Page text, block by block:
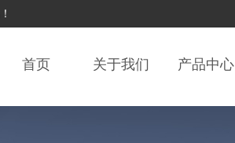
首页 关于我们 产品中心